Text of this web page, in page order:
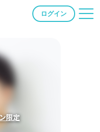
ログイン
限定